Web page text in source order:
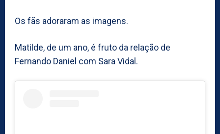
Os fãs adoraram as imagens.
Matilde, de um ano, é fruto da relação de
Fernando Daniel com Sara Vidal.